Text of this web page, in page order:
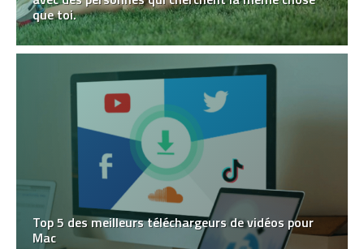
que toi.
Top 5 des meilleurs téléchargeurs de vidéos pour
Mac